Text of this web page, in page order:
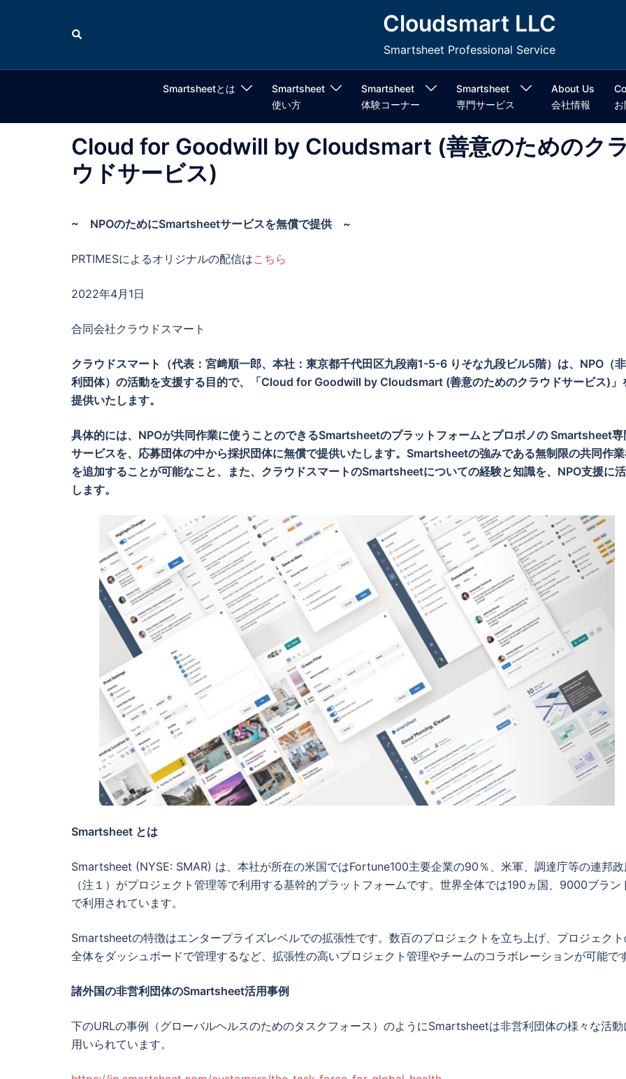
検
索
Cloudsmart LLC
Smartsheet Professional Service
Smartsheetとは
Smartsheet
使い方
Smartsheet
体験コーナー
Smartsheet
専門サービス
About Us
会社情報
Cloud for Goodwill by Cloudsmart (善意のためのクラ
ウドサービス)
~ NPOのためにSmartsheetサービスを無償で提供 ~
PRTIMESによるオリジナルの配信はこちら
2022年4月1日
合同会社クラウドスマート
クラウドスマート（代表：宮﨑順一郎、本社：東京都千代田区九段南1-5-6 りそな九段ビル5階）は、 NPO （
利団体）の活動を支援する目的で、「Cloud for Goodwill by Cloudsmart (善意のためのクラウドサービス) 」
提供いたします。
具体的には、 NPOが共同作業に使うことのできるSmartsheetのプラットフォームとプロボノの Smartsheet専
サービスを、応募団体の中から採択団体に無償で提供いたします。 Smartsheetの強みである無制限の共同作
を追加することが可能なこと、また、クラウドスマートのSmartsheetについての経験と知識を、NPO支援に
します。
Smartsheet とは
Smartsheet (NYSE: SMAR) は、本社が所在の米国ではFortune100主要企業の90％、米軍、調達庁等の連邦
（注１）がプロジェクト管理等で利用する基幹的プラットフォームです。世界全体では190ヵ国、9000ブラン
で利用されています。
Smartsheetの特徴はエンタープライズレベルでの拡張性です。数百のプロジェクトを立ち上げ、プロジェク
全体をダッシュボードで管理するなど、拡張性の高いプロジェクト管理やチームのコラボレーションが可能です
諸外国の非営利団体のSmartsheet活用事例
下のURLの事例（グローバルヘルスのためのタスクフォース）のようにSmartsheetは非営利団体の様々な活動
用いられています。